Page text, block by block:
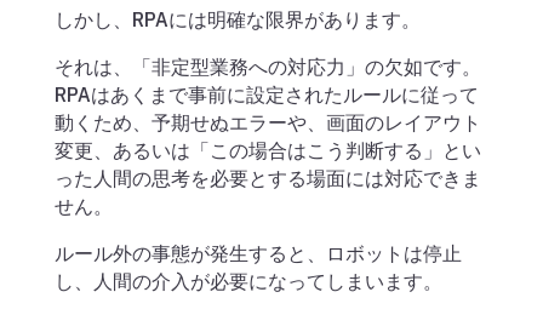
しかし、RPAには明確な限界があります。
それは、「非定型業務への対応力」の欠如です。
RPAはあくまで事前に設定されたルールに従って
動くため、予期せぬエラーや、画面のレイアウト
変更、あるいは「この場合はこう判断する」とい
った人間の思考を必要とする場面には対応できま
せん。
ルール外の事態が発生すると、ロボットは停止
し、人間の介入が必要になってしまいます。